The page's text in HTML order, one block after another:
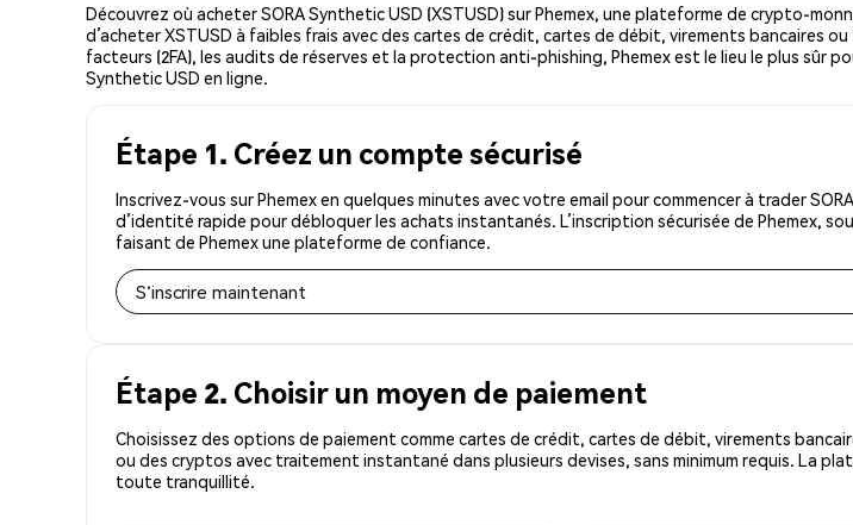
Découvrez où acheter SORA Synthetic USD (XSTUSD) sur Phemex, une plateforme de crypto-
d’acheter XSTUSD à faibles frais avec des cartes de crédit, cartes de débit, virements bancaires
facteurs (2FA), les audits de réserves et la protection anti-phishing, Phemex est le lieu le plus sûr
Synthetic USD en ligne.
Étape 1. Créez un compte sécurisé
Inscrivez-vous sur Phemex en quelques minutes avec votre email pour commencer à trader
d’identité rapide pour débloquer les achats instantanés. L’inscription sécurisée de Phemex,
faisant de Phemex une plateforme de confiance.
S'inscrire maintenant
Étape 2. Choisir un moyen de paiement
Choisissez des options de paiement comme cartes de crédit, cartes de débit, virements
ou des cryptos avec traitement instantané dans plusieurs devises, sans minimum requis. La
toute tranquillité.